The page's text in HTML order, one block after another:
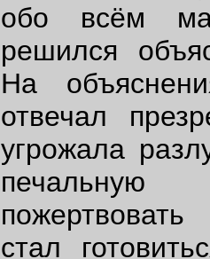
обо всём
решился
На
отвечал
угрожала
печальную
стал